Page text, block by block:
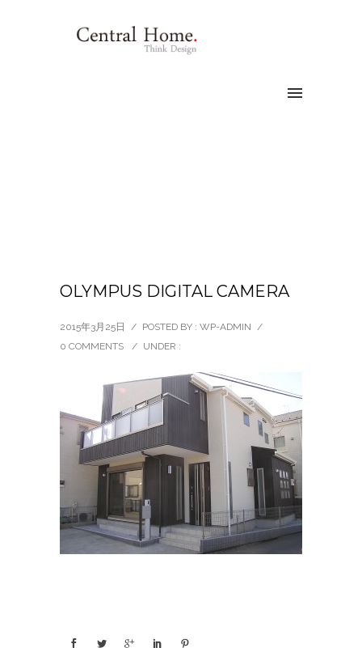
OLYMPUS DIGITAL CAMERA
2015年3月25日 / POSTED BY : WP-ADMIN /
0 COMMENTS
/ UNDER :